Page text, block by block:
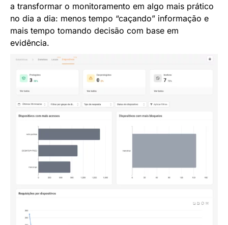
a transformar o monitoramento em algo mais prático
no dia a dia: menos tempo “caçando” informação e
mais tempo tomando decisão com base em
evidência.